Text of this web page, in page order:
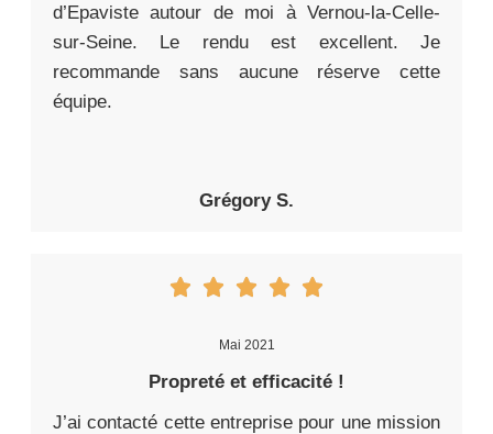
d’Epaviste autour de moi à Vernou-la-Celle-
sur-Seine. Le rendu est excellent. Je
recommande sans aucune réserve cette
équipe.
Grégory S.
Mai 2021
Propreté et efficacité !
J’ai contacté cette entreprise pour une mission